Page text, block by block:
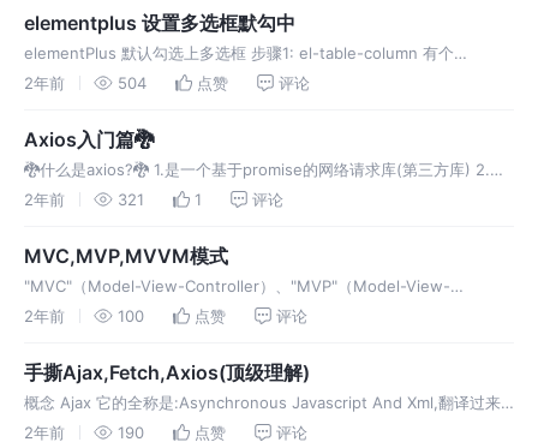
elementplus 设置多选框默勾中
elementPlus 默认勾选上多选框 步骤1: el-table-column 有个
type='selection'设置后变成一个多选框 步骤2: 需求在初始化的时候默
2年前 504 点赞 评论
Axios入门篇🐉
🐉什么是axios?🐉 1.是一个基于promise的网络请求库(第三方库) 2.主
要用来处理服务器之间的数据交互 🐉重要特性🐉 从浏览器创
2年前 321 1 评论
MVC,MVP,MVVM模式
"MVC"（Model-View-Controller）、"MVP"（Model-View-
Presenter）和"MVVM"（Model-View-ViewModel）都是软件架构
2年前 100 点赞 评论
手撕Ajax,Fetch,Axios(顶级理解)
概念 Ajax 它的全称是:Asynchronous Javascript And Xml,翻译过来
就是异步的JavaScript和XML.是指一种创建交互式网页应用的网页开发
2年前 190 点赞 评论